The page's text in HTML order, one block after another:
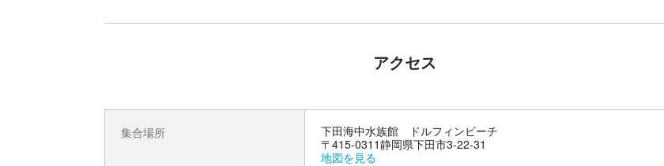
アクセス
集合場所
下田海中水族館 ドルフィンビーチ
〒415-0311静岡県下田市3-22-31
地図を見る